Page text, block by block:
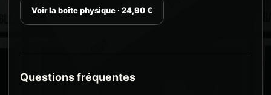
Voir la boîte physique · 24,90 €
Questions fréquentes